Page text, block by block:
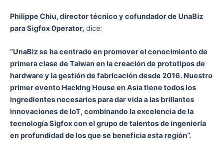
Philippe Chiu, director técnico y cofundador de UnaBiz
para Sigfox 0perator, dice:
“UnaBiz se ha centrado en promover el conocimiento de
primera clase de Taiwan en la creación de prototipos de
hardware y la gestión de fabricación desde 2016. Nuestro
primer evento Hacking House en Asia tiene todos los
ingredientes necesarios para dar vida a las brillantes
innovaciones de IoT, combinando la excelencia de la
tecnología Sigfox con el grupo de talentos de ingeniería
en profundidad de los que se beneficia esta región”.